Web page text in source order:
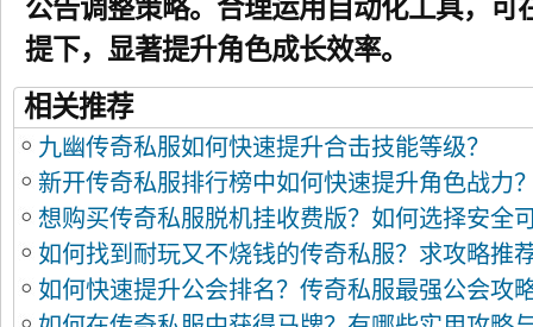
公告调整策略。合理运用自动化工具，可
提下，显著提升角色成长效率。
相关推荐
九幽传奇私服如何快速提升合击技能等级？
新开传奇私服排行榜中如何快速提升角色战力
想购买传奇私服脱机挂收费版？如何选择安全
如何找到耐玩又不烧钱的传奇私服？求攻略推
如何快速提升公会排名？传奇私服最强公会攻